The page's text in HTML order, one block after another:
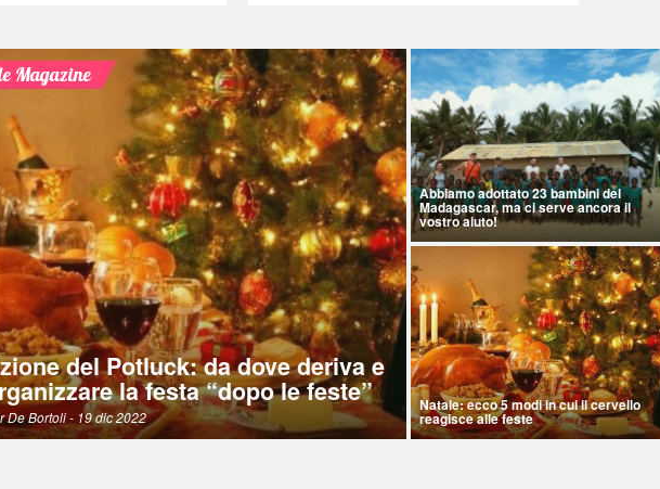
Magazine
del Potluck: da dove deriva e
la festa “dopo le feste”
De Bortoli- 19 dic 2022
Abbiamo adottato 23 bambini del
Madagascar, ma ci serve ancora il
vostro aiuto!
Natale: ecco 5 modi in cui il cervello
reagisce alle feste